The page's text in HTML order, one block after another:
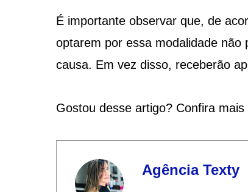
É importante observar que, de
optarem por essa modalidade
causa. Em vez disso, receberão
Gostou desse artigo? Confira
Agência Texty